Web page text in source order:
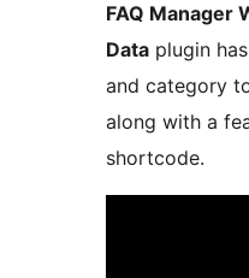
FAQ Manager
Data plugin
and category
along with a
shortcode.